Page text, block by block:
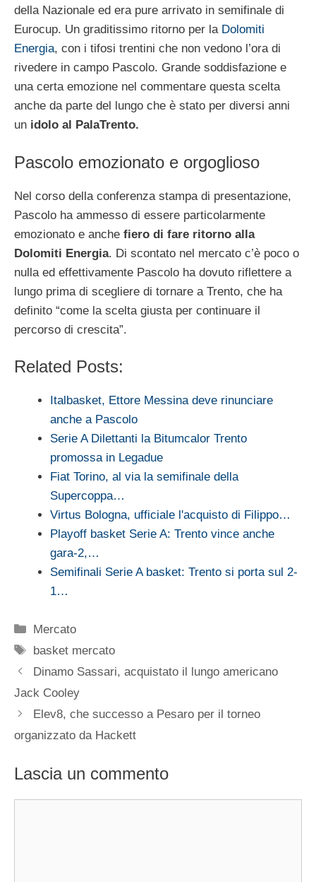
della Nazionale ed era pure arrivato in semifinale di
Eurocup. Un graditissimo ritorno per la Dolomiti
Energia, con i tifosi trentini che non vedono l’ora di
rivedere in campo Pascolo. Grande soddisfazione e
una certa emozione nel commentare questa scelta
anche da parte del lungo che è stato per diversi anni
un idolo al PalaTrento.
Pascolo emozionato e orgoglioso
Nel corso della conferenza stampa di presentazione,
Pascolo ha ammesso di essere particolarmente
emozionato e anche fiero di fare ritorno alla
Dolomiti Energia. Di scontato nel mercato c’è poco o
nulla ed effettivamente Pascolo ha dovuto riflettere a
lungo prima di scegliere di tornare a Trento, che ha
definito “come la scelta giusta per continuare il
percorso di crescita”.
Related Posts:
Italbasket, Ettore Messina deve rinunciare
anche a Pascolo
Serie A Dilettanti la Bitumcalor Trento
promossa in Legadue
Fiat Torino, al via la semifinale della
Supercoppa…
Virtus Bologna, ufficiale l'acquisto di Filippo…
Playoff basket Serie A: Trento vince anche
gara-2,…
Semifinali Serie A basket: Trento si porta sul 2-
1…
Categorie
Mercato
Tag
basket mercato
Dinamo Sassari, acquistato il lungo americano
Jack Cooley
Elev8, che successo a Pesaro per il torneo
organizzato da Hackett
Lascia un commento